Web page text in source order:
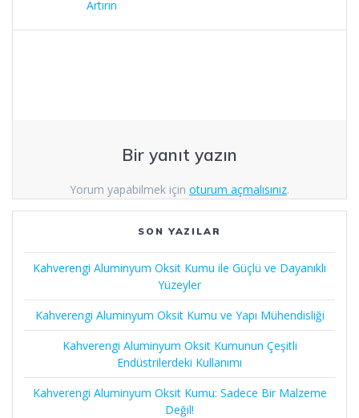
Artırın
Bir yanıt yazın
Yorum yapabilmek için oturum açmalısınız.
SON YAZILAR
Kahverengi Aluminyum Oksit Kumu ile Güçlü ve Dayanıklı
Yüzeyler
Kahverengi Aluminyum Oksit Kumu ve Yapı Mühendisliği
Kahverengi Aluminyum Oksit Kumunun Çeşitli
Endüstrilerdeki Kullanımı
Kahverengi Aluminyum Oksit Kumu: Sadece Bir Malzeme
Değil!